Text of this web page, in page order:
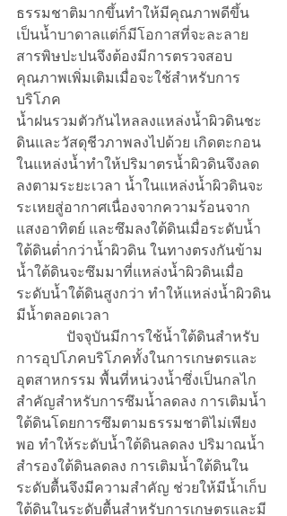
ธรรมชาติมากขึ้นทำให้มีคุณภาพดีขึ้น
เป็นน้ำบาดาลแต่ก็มีโอกาสที่จะละลาย
สารพิษปะปนจึงต้องมีการตรวจสอบ
คุณภาพเพิ่มเติมเมื่อจะใช้สำหรับการ
บริโภค
น้ำฝนรวมตัวกันไหลลงแหล่งน้ำผิวดินชะ
ดินและวัสดุชีวภาพลงไปด้วย เกิดตะกอน
ในแหล่งน้ำทำให้ปริมาตรน้ำผิวดินจึงลด
ลงตามระยะเวลา น้ำในแหล่งน้ำผิวดินจะ
ระเหยสู่อากาศเนื่องจากความร้อนจาก
แสงอาทิตย์ และซึมลงใต้ดินเมื่อระดับน้ำ
ใต้ดินต่ำกว่าน้ำผิวดิน ในทางตรงกันข้าม
น้ำใต้ดินจะซึมมาที่แหล่งน้ำผิวดินเมื่อ
ระดับน้ำใต้ดินสูงกว่า ทำให้แหล่งน้ำผิวดิน
มีน้ำตลอดเวลา
ปัจจุบันมีการใช้น้ำใต้ดินสำหรับ
การอุปโภคบริโภคทั้งในการเกษตรและ
อุตสาหกรรม พื้นที่หน่วงน้ำซึ่งเป็นกลไก
สำคัญสำหรับการซึมน้ำลดลง การเติมน้ำ
ใต้ดินโดยการซึมตามธรรมชาติไม่เพียง
พอ ทำให้ระดับน้ำใต้ดินลดลง ปริมาณน้ำ
สำรองใต้ดินลดลง การเติมน้ำใต้ดินใน
ระดับตื้นจึงมีความสำคัญ ช่วยให้มีน้ำเก็บ
ใต้ดินในระดับตื้นสำหรับการเกษตรและมี